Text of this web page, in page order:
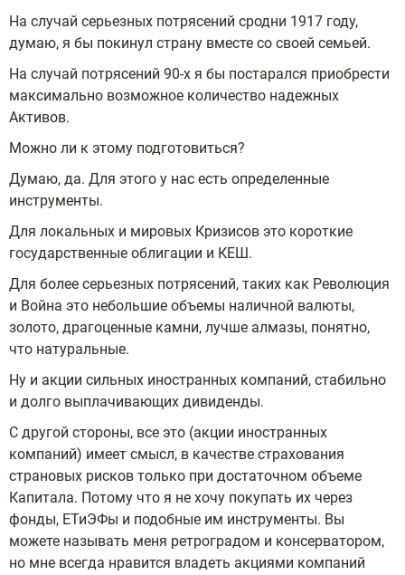
На случай серьезных потрясений сродни 1917 году,
думаю, я бы покинул страну вместе со своей семьей.
На случай потрясений 90-х я бы постарался приобрести
максимально возможное количество надежных
Активов.
Можно ли к этому подготовиться?
Думаю, да. Для этого у нас есть определенные
инструменты.
Для локальных и мировых Кризисов это короткие
государственные облигации и КЕШ.
Для более серьезных потрясений, таких как Революция
и Война это небольшие объемы наличной валюты,
золото, драгоценные камни, лучше алмазы, понятно,
что натуральные.
Ну и акции сильных иностранных компаний, стабильно
и долго выплачивающих дивиденды.
С другой стороны, все это (акции иностранных
компаний) имеет смысл, в качестве страхования
страновых рисков только при достаточном объеме
Капитала. Потому что я не хочу покупать их через
фонды, ЕТиЭФы и подобные им инструменты. Вы
можете называть меня ретроградом и консерватором,
но мне всегда нравится владеть акциями компаний